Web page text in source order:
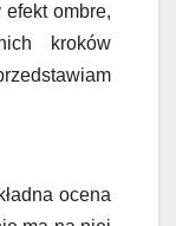
ombre,
kroków
ocena